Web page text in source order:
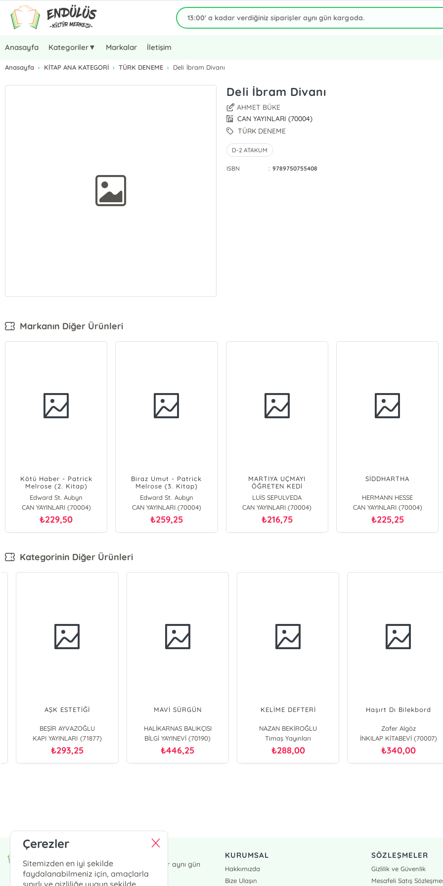
Anasayfa Kategoriler▼ Markalar İletişim
Anasayfa KİTAP ANA KATEGORİ TÜRK DENEME Deli İbram Divanı
Deli İbram Divanı
AHMET BÜKE
CAN YAYINLARI (70004)
TÜRK DENEME
D-2 ATAKUM
ISBN : 9789750755408
Markanın Diğer Ürünleri
Kötü Haber - Patrick
Melrose (2. Kitap)
Edward St. Aubyn
CAN YAYINLARI (70004)
₺229,50
Biraz Umut - Patrick
Melrose (3. Kitap)
Edward St. Aubyn
CAN YAYINLARI (70004)
₺259,25
MARTIYA UÇMAYI
ÖĞRETEN KEDİ
LUİS SEPULVEDA
CAN YAYINLARI (70004)
₺216,75
SİDDHARTHA
HERMANN HESSE
CAN YAYINLARI (70004)
₺225,25
Kategorinin Diğer Ürünleri
VATAN YAHUT İNTERNET
Mustafa Kutlu
Dergah Yayınları (70424)
297,50
DEM BU DEMDİR
Mustafa Kutlu
Dergah Yayınları (70424)
280,50
ŞEHİR MEKTUPLARI
Mustafa Kutlu
Dergah Yayınları (70424)
297,50
Neyi Nasıl Yapmalı?
TAHA KILINÇ
AŞİNA KİTAPLAR (72334)
146,20
13:00' a kadar verdiğiniz siparişler aynı gün
kargoda.
KURUMSAL
Hakkımızda
Bize Ulaşın
SÖZLEŞMELER
Gizlilik ve Güvenlik
Mesafeli Satış
Çerezler
Sitemizden en iyi şekilde
faydalanabilmeniz için, amaçlarla
sınırlı ve gizliliğe uygun şekilde